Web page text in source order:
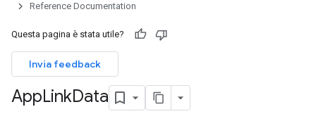
Reference Documentation
Questa pagina è stata utile?
Invia feedback
AppLinkData